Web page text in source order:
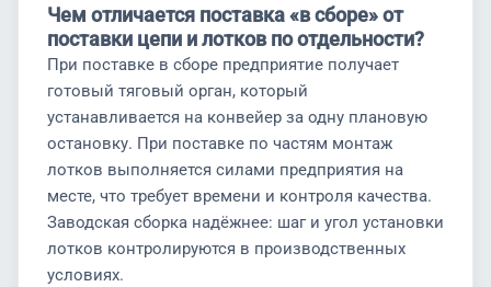
Чем отличается поставка «в сборе» от
поставки цепи и лотков по отдельности?
При поставке в сборе предприятие получает
готовый тяговый орган, который
устанавливается на конвейер за одну плановую
остановку. При поставке по частям монтаж
лотков выполняется силами предприятия на
месте, что требует времени и контроля качества.
Заводская сборка надёжнее: шаг и угол установки
лотков контролируются в производственных
условиях.